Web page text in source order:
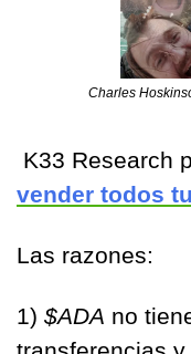
Charles
K33 Research
vender todos
Las razones:
1) $ADA no